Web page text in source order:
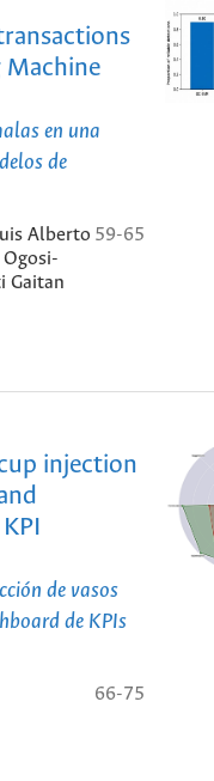
Machine
en una
de
Alberto
Gaitan
59-65
injection
de vasos
de KPIs
66-75